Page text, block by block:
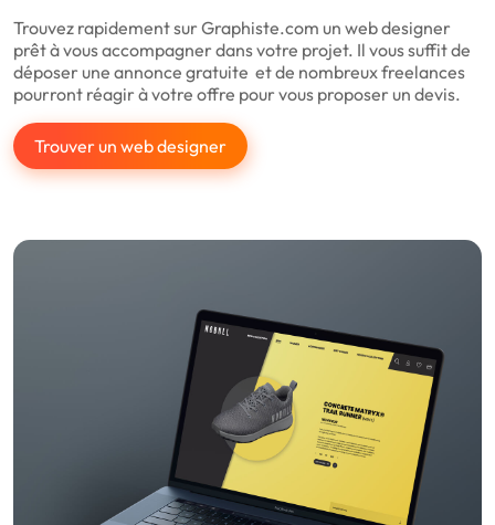
Trouvez rapidement sur Graphiste.com un web designer
prêt à vous accompagner dans votre projet. Il vous suffit de
déposer une annonce gratuite et de nombreux freelances
pourront réagir à votre offre pour vous proposer un devis.
Trouver un web designer